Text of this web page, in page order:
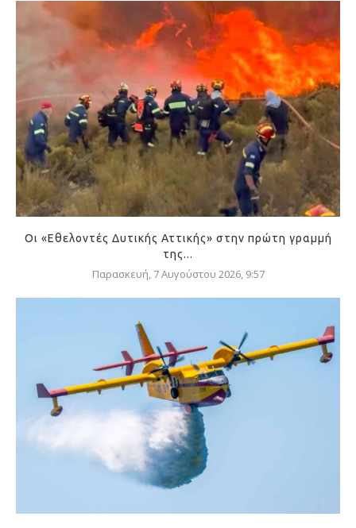
Οι «Εθελοντές Δυτικής Αττικής» στην πρώτη γραμμή
της...
Παρασκευή, 7 Αυγούστου 2026, 9:57